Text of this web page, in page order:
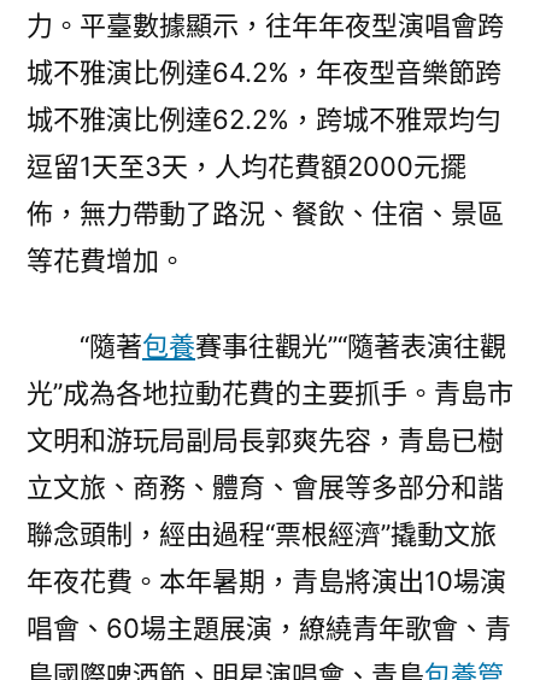
力。平臺數據顯示，往年年夜型演唱會跨
城不雅演比例達64.2%，年夜型音樂節跨
城不雅演比例達62.2%，跨城不雅眾均勻
逗留1天至3天，人均花費額2000元擺
佈，無力帶動了路況、餐飲、住宿、景區
等花費增加。
“隨著包養賽事往觀光”“隨著表演往觀
光”成為各地拉動花費的主要抓手。青島市
文明和游玩局副局長郭爽先容，青島已樹
立文旅、商務、體育、會展等多部分和諧
聯念頭制，經由過程“票根經濟”撬動文旅
年夜花費。本年暑期，青島將演出10場演
唱會、60場主題展演，繚繞青年歌會、青